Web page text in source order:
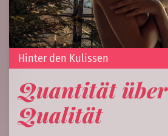
Hinter den Kulissen
Quantität über
Qualität